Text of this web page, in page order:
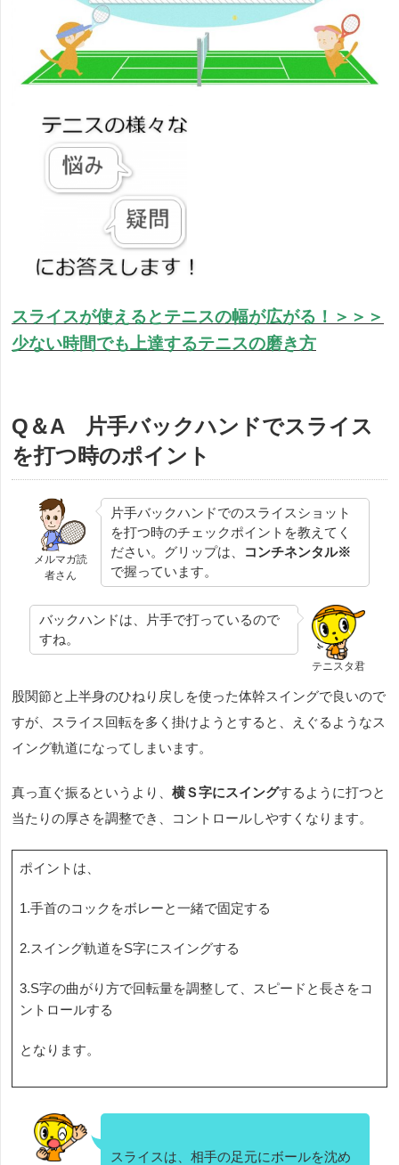
スライスが使えるとテニスの幅が広がる！＞＞＞
少ない時間でも上達するテニスの磨き方
Q＆A 片手バックハンドでスライス
を打つ時のポイント
メルマガ読
者さん
片手バックハンドでのスライスショット
を打つ時のチェックポイントを教えてく
ださい。グリップは、
コンチネンタル※
で握っています。
テニスタ君
バックハンドは、片手で打っているので
すね。
股関節と上半身のひねり戻しを使った体幹スイングで良いので
すが、スライス回転を多く掛けようとすると、えぐるようなス
イング軌道になってしまいます。
真っ直ぐ振るというより、 横Ｓ字にスイングするように打つと
当たりの厚さを調整でき、コントロールしやすくなります。
ポイントは、
1.手首のコックをボレーと一緒で固定する
2.スイング軌道をS字にスイングする
3.S字の曲がり方で回転量を調整して、スピードと長さをコ
ントロールする
となります。
スライスは、相手の足元にボールを沈め